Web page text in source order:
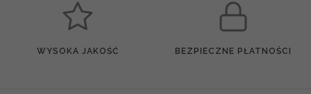
WYSOKA JAKOŚĆ BEZPIECZNE PŁATNOŚCI